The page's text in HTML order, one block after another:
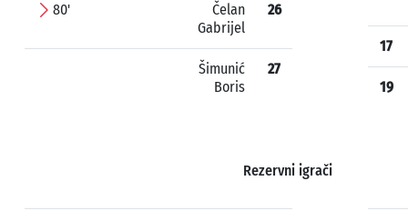
80'
Čelan
Gabrijel
26
Šimunić
Boris
27
17
19
Rezervni igrači